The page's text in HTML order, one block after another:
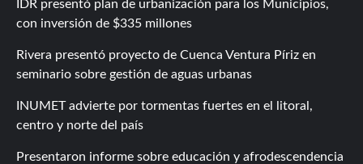
IDR presentó plan de urbanización para los Municipios,
con inversión de $335 millones
Rivera presentó proyecto de Cuenca Ventura Píriz en
seminario sobre gestión de aguas urbanas
INUMET advierte por tormentas fuertes en el litoral,
centro y norte del país
Presentaron informe sobre educación y afrodescendencia